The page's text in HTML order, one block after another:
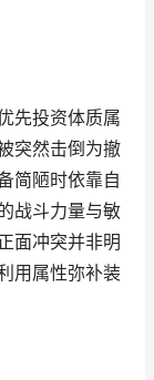
先投资体质属
突然击倒为撤
简陋时依靠自
战斗力量与敏
面冲突并非明
用属性弥补装